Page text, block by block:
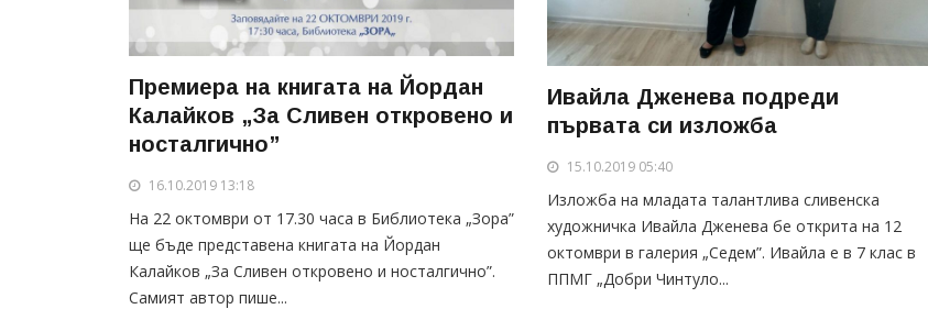
Премиера на книгата на Йордан
Калайков „За Сливен откровено и
носталгично”
16.10.2019 13:18
На 22 октомври от 17.30 часа в Библиотека „Зора”
ще бъде представена книгата на Йордан
Калайков „За Сливен откровено и носталгично”.
Самият автор пише...
Ивайла Дженева подреди
първата си изложба
15.10.2019 05:40
Изложба на младата талантлива сливенска
художничка Ивайла Дженева бе открита на 12
октомври в галерия „Седем”. Ивайла е в 7 клас в
ППМГ „Добри Чинтуло...